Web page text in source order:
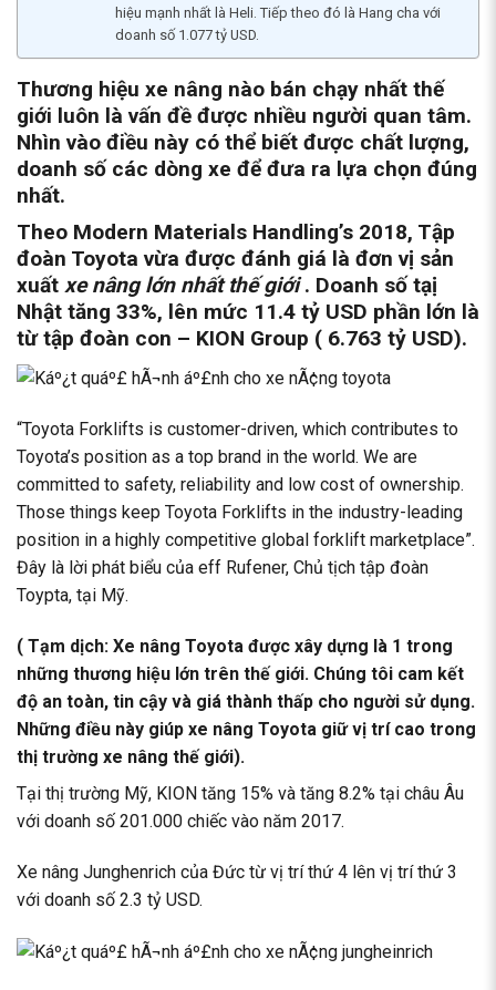
hiệu mạnh nhất là Heli. Tiếp theo đó là Hang cha với
doanh số 1.077 tỷ USD.
Thương hiệu xe nâng nào bán chạy nhất thế
giới luôn là vấn đề được nhiều người quan tâm.
Nhìn vào điều này có thể biết được chất lượng,
doanh số các dòng xe để đưa ra lựa chọn đúng
nhất.
Theo Modern Materials Handling’s 2018, Tập
đoàn Toyota vừa được đánh giá là đơn vị sản
xuất xe nânglớn nhất thế giới. Doanh số tạị
Nhật tăng 33%, lên mức 11.4 tỷ USD phần lớn là
từ tập đoàn con – KION Group ( 6.763 tỷ USD).
“Toyota Forklifts is customer-driven, which contributes to
Toyota’s position as a top brand in the world. We are
committed to safety, reliability and low cost of ownership.
Those things keep Toyota Forklifts in the industry-leading
position in a highly competitive global forklift marketplace”.
Đây là lời phát biểu của eff Rufener, Chủ tịch tập đoàn
Toypta, tại Mỹ.
( Tạm dịch: Xe nâng Toyota được xây dựng là 1 trong
những thương hiệu lớn trên thế giới. Chúng tôi cam kết
độ an toàn, tin cậy và giá thành thấp cho người sử dụng.
Những điều này giúp xe nâng Toyota giữ vị trí cao trong
thị trường xe nâng thế giới).
Tại thị trường Mỹ, KION tăng 15% và tăng 8.2% tại châu Âu
với doanh số 201.000 chiếc vào năm 2017.
Xe nâng Junghenrich của Đức từ vị trí thứ 4 lên vị trí thứ 3
với doanh số 2.3 tỷ USD.